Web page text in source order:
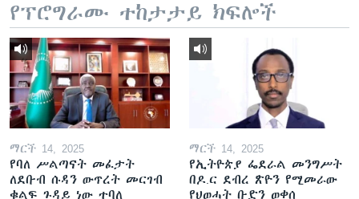
የፕሮግራሙ ተከታታይ ክፍሎች
ማርች 14, 2025
የባለ ሥልጣናት መፈታት
ለደቡብ ሱዳን ውጥረት መርገብ
ቁልፍ ጉዳይ ነው ተባለ
ማርች 14, 2025
የኢትዮጵያ ፌደራል መንግሥት
በዶ.ር ደብረ ጽዮን የሚመራው
የህወሓት ቡድን ወቀሰ